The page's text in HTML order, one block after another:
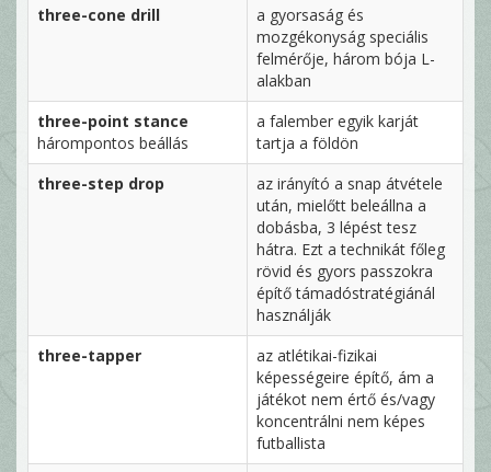
three-cone drill
a gyorsaság és
mozgékonyság speciális
felmérője, három bója L-
alakban
three-point stance
hárompontos beállás
a falember egyik karját
tartja a földön
three-step drop
az irányító a snap átvétele
után, mielőtt beleállna a
dobásba, 3 lépést tesz
hátra. Ezt a technikát főleg
rövid és gyors passzokra
építő támadóstratégiánál
használják
three-tapper
az atlétikai-fizikai
képességeire építő, ám a
játékot nem értő és/vagy
koncentrálni nem képes
futballista